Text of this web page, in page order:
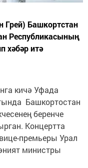
Башкортстан
Республикасының
хәбәр итә
кичә Уфада
Башкортостан
беренче
Концертта
премьеры Урал
министры